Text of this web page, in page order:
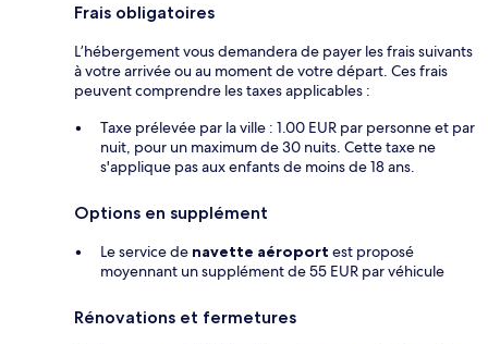
Frais obligatoires
L’hébergement vous demandera de payer les frais suivants
à votre arrivée ou au moment de votre départ. Ces frais
peuvent comprendre les taxes applicables :
Taxe prélevée par la ville : 1.00 EUR par personne et par
nuit, pour un maximum de 30 nuits. Cette taxe ne
s'applique pas aux enfants de moins de 18 ans.
Options en supplément
Le service de navette aéroport est proposé
moyennant un supplément de 55 EUR par véhicule
Rénovations et fermetures